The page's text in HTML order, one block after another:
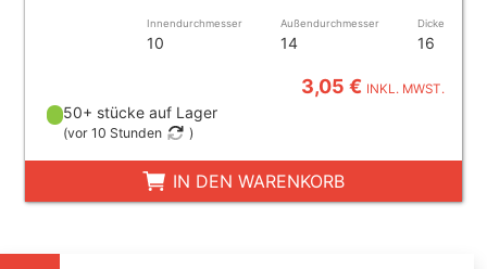
Innendurchmesser
10
Außendurchmesser
14
Dicke
16
3,05 € INKL. MWST.
50+ stücke auf Lager
(vor 10 Stunden )
IN DEN WARENKORB